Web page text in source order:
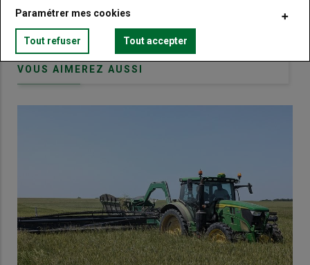
Lien Créez un compte
VOUS AIMEREZ AUSSI
Paramétrer mes cookies
Tout refuser Tout accepter